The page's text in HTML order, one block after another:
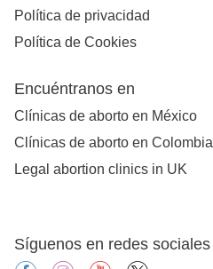
Política de privacidad
Política de Cookies
Encuéntranos en
Clínicas de aborto en México
Clínicas de aborto en Colombia
Legal abortion clinics in UK
Síguenos en redes sociales